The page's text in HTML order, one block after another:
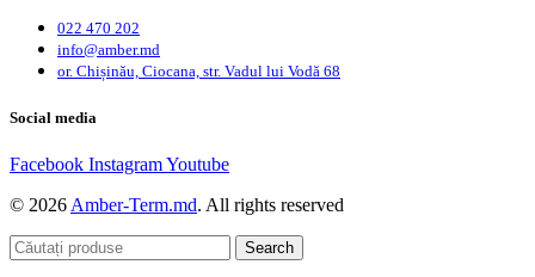
022 470 202
info@amber.md
or. Chișinău, Ciocana, str. Vadul lui Vodă 68
Social media
Facebook InstagramYoutube
© 2026 Amber-Term.md. All rights reserved
Search